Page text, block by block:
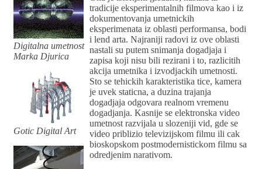
Digitalna umetnost
Marka Djurica
Gotic Digital Art
tradicije eksperimentalnih filmova kao i iz
dokumentovanja umetnickih
eksperimenata iz oblasti performansa, bodi
i lend arta. Najraniji radovi iz ove oblasti
nastali su putem snimanja dogadjaja i
zapisa koji nisu bili rezirani i to, razlicitih
akcija umetnika i izvodjackih umetnosti.
Sto se tehickih karakteristika tice, kamera
je uvek staticna, a duzina trajanja
dogadjaja odgovara realnom vremenu
dogadjanja. Kasnije se elektronska video
umetnost razvijala u slozeniji vid, gde se
video priblizio televizijskom filmu ili cak
bioskopskom postmodernistickom filmu sa
odredjenim narativom.